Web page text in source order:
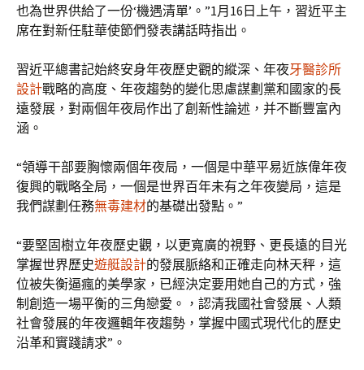
也為世界供給了一份‘機遇清單’。”1月16日上午，習近平主
席在對新任駐華使節們發表講話時指出。
習近平總書記始終安身年夜歷史觀的縱深、年夜牙醫診所
設計戰略的高度、年夜趨勢的變化思慮謀劃黨和國家的長
遠發展，對兩個年夜局作出了創新性論述，并不斷豐富內
涵。
“領導干部要胸懷兩個年夜局，一個是中華平易近族偉年夜
復興的戰略全局，一個是世界百年未有之年夜變局，這是
我們謀劃任務無毒建材的基礎出發點。”
“要堅固樹立年夜歷史觀，以更寬廣的視野、更長遠的目光
掌握世界歷史遊艇設計的發展脈絡和正確走向林天秤，這
位被失衡逼瘋的美學家，已經決定要用她自己的方式，強
制創造一場平衡的三角戀愛。，認清我國社會發展、人類
社會發展的年夜邏輯年夜趨勢，掌握中國式現代化的歷史
沿革和實踐請求”。